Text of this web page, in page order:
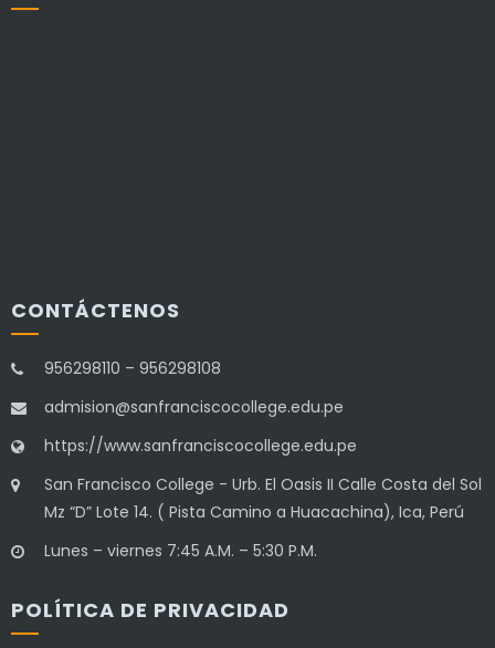
CONTÁCTENOS
956298110 – 956298108
admision@sanfranciscocollege.edu.pe
https://www.sanfranciscocollege.edu.pe
San Francisco College - Urb. El Oasis II Calle Costa del Sol
Mz “D” Lote 14. ( Pista Camino a Huacachina), Ica, Perú
Lunes – viernes 7:45 A.M. – 5:30 P.M.
POLÍTICA DE PRIVACIDAD